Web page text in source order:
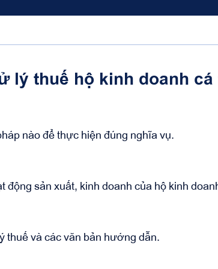
lý thuế hộ kinh doanh cá
nào để thực hiện đúng nghĩa vụ.
động sản xuất, kinh doanh của hộ kinh
thuế và các văn bản hướng dẫn.